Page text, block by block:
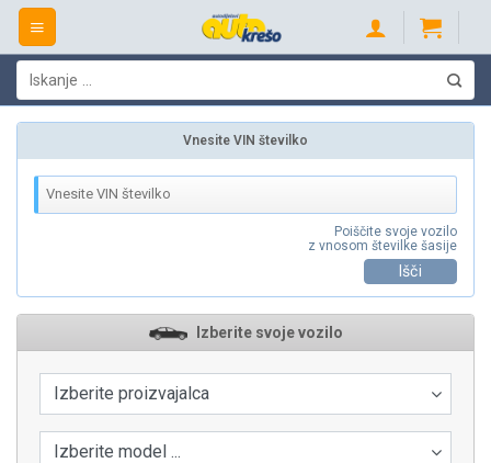
Skip
content
Išči:
Vnesite VIN številko
Poiščite svoje vozilo
z vnosom številke šasije
Išči
Izberite svoje vozilo
Izberite proizvajalca
Izberite model ...